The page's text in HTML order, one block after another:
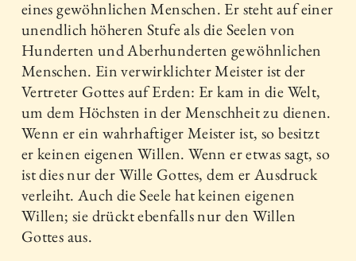
eines gewöhnlichen Menschen. Er steht auf einer
unendlich höheren Stufe als die Seelen von
Hunderten und Aberhunderten gewöhnlichen
Menschen. Ein verwirklichter Meister ist der
Vertreter Gottes auf Erden: Er kam in die Welt,
um dem Höchsten in der Menschheit zu dienen.
Wenn er ein wahrhaftiger Meister ist, so besitzt
er keinen eigenen Willen. Wenn er etwas sagt, so
ist dies nur der Wille Gottes, dem er Ausdruck
verleiht. Auch die Seele hat keinen eigenen
Willen; sie drückt ebenfalls nur den Willen
Gottes aus.